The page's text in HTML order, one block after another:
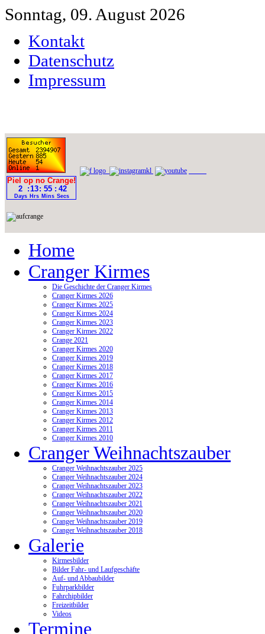
Sonntag, 09. August 2026
Kontakt
Datenschutz
Impressum
Home
Cranger Kirmes
Die Geschichte der Cranger Kirmes
Cranger Kirmes 2026
Cranger Kirmes 2025
Cranger Kirmes 2024
Cranger Kirmes 2023
Cranger Kirmes 2022
Crange 2021
Cranger Kirmes 2020
Cranger Kirmes 2019
Cranger Kirmes 2018
Cranger Kirmes 2017
Cranger Kirmes 2016
Cranger Kirmes 2015
Cranger Kirmes 2014
Cranger Kirmes 2013
Cranger Kirmes 2012
Cranger Kirmes 2011
Cranger Kirmes 2010
Cranger Weihnachtszauber
Cranger Weihnachtszauber 2025
Cranger Weihnachtszauber 2024
Cranger Weihnachtszauber 2023
Cranger Weihnachtszauber 2022
Cranger Weihnachtszauber 2021
Cranger Weihnachtszauber 2020
Cranger Weihnachtszauber 2019
Cranger Weihnachtszauber 2018
Galerie
Kirmesbilder
Bilder Fahr- und Laufgeschäfte
Auf- und Abbaubilder
Fuhrparkbilder
Fahrchipbilder
Freizeitbilder
Videos
Termine